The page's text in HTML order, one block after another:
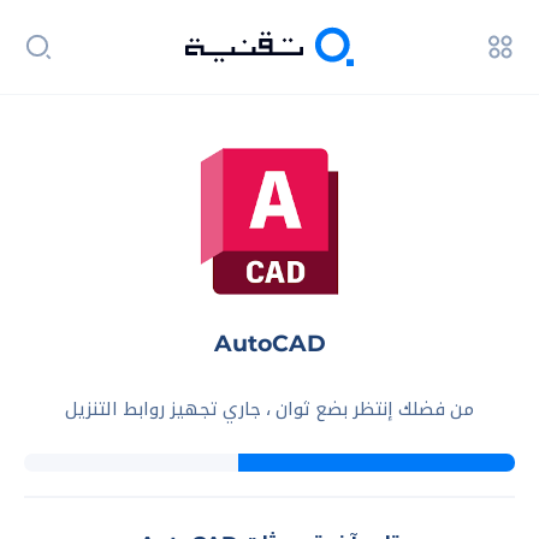
AutoCAD
من فضلك إنتظر بضع ثوان ، جاري تجهيز روابط التنزيل